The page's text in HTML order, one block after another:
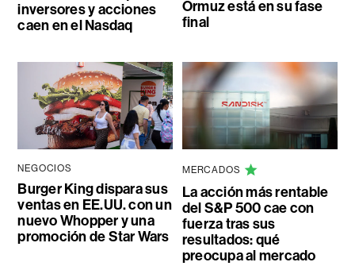
inversores y acciones
caen en el Nasdaq
Ormuz está en su fase
final
NEGOCIOS
Burger King dispara sus
ventas en EE.UU. con un
nuevo Whopper y una
promoción de Star Wars
MERCADOS
La acción más rentable
del S&P 500 cae con
fuerza tras sus
resultados: qué
preocupa al mercado